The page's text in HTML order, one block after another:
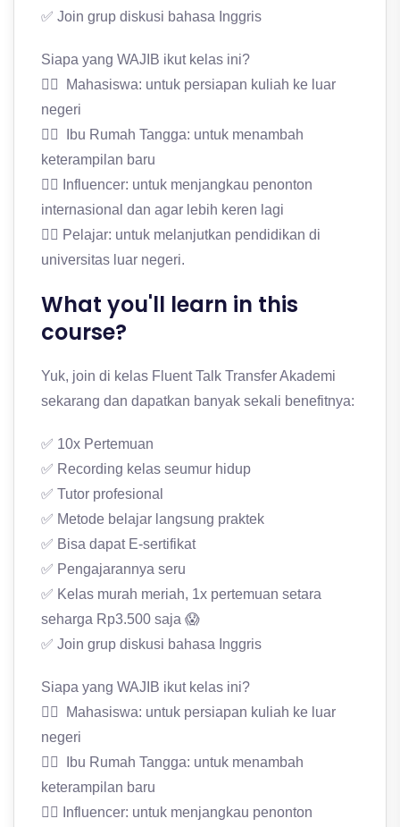
✅ Join grup diskusi bahasa Inggris
Siapa yang WAJIB ikut kelas ini?
👉🏻 Mahasiswa: untuk persiapan kuliah ke luar
negeri
👉🏻 Ibu Rumah Tangga: untuk menambah
keterampilan baru
👉🏻 Influencer: untuk menjangkau penonton
internasional dan agar lebih keren lagi
👉🏻 Pelajar: untuk melanjutkan pendidikan di
universitas luar negeri.
What you'll learn in this
course?
Yuk, join di kelas Fluent Talk Transfer Akademi
sekarang dan dapatkan banyak sekali benefitnya:
✅ 10x Pertemuan
✅ Recording kelas seumur hidup
✅ Tutor profesional
✅ Metode belajar langsung praktek
✅ Bisa dapat E-sertifikat
✅ Pengajarannya seru
✅ Kelas murah meriah, 1x pertemuan setara
seharga Rp3.500 saja 😱
✅ Join grup diskusi bahasa Inggris
Siapa yang WAJIB ikut kelas ini?
👉🏻 Mahasiswa: untuk persiapan kuliah ke luar
negeri
👉🏻 Ibu Rumah Tangga: untuk menambah
keterampilan baru
👉🏻 Influencer: untuk menjangkau penonton